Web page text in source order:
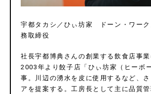
宇都タカシ／ひぃ坊家 ドーン・ワー
務取締役
社長宇都博典さんの創業する飲食店事業
2003年より餃子店「ひぃ坊家（ヒーボ
事。川辺の湧水を皮に使用するなど、
アを提案する。工房長として主に品質